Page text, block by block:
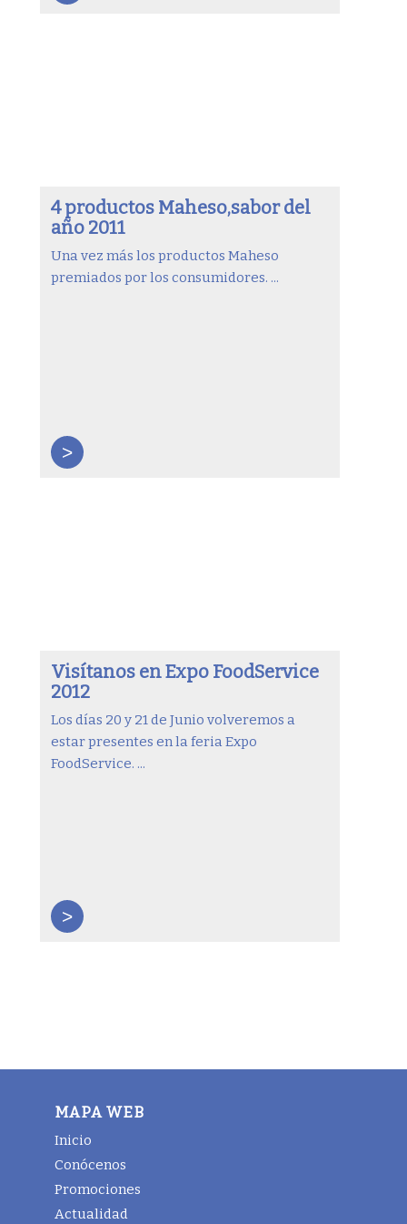
4 productos Maheso,sabor del
año 2011
Una vez más los productos Maheso
premiados por los consumidores. ...
>
Visítanos en Expo FoodService
2012
Los días 20 y 21 de Junio volveremos a
estar presentes en la feria Expo
FoodService. ...
>
MAPA WEB
Inicio
Conócenos
Promociones
Actualidad